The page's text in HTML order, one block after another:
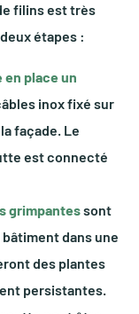
filins est très
étapes :
place un
inox fixé sur
façade. Le
est connecté
grimpantessont
dans une
des plantes
persistantes.